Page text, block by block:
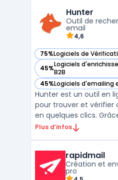
à maîtriser leurs
respectant les exigen ...
Hunter
Outil de
email
4,6
75%Logiciels de
— voir Hunter dans cette
45%Logiciels
B2B
— voir Hunter dans cette
45%Logiciels d'emailing
— voir Hunter dans cette
Hunter est un outil en
pour trouver et vérifier
en quelques clics.
données de plus de
listes de prospection
propose ...
Plus d’infos
rapidmail
Création et
pro